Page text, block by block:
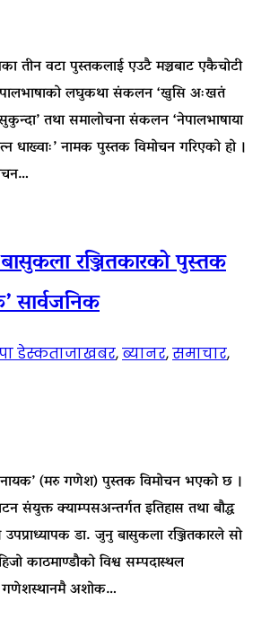
तीन वटा पुस्तकलाई एउटै मञ्चबाट एकैचोटी
लघुकथा संकलन ‘खुसि अःखतं
तथा समालोचना संकलन ‘नेपालभाषाया
धाख्वाः’ नामक पुस्तक विमोचन गरिएको हो ।
रञ्जितकारकाे पुस्तक
सार्वजनिक
डेस्कताजाखबर,ब्यानर,समाचार,
(मरु गणेश) पुस्तक विमोचन भएको छ ।
संयुक्त क्याम्पसअन्तर्गत इतिहास तथा बौद्ध
डा. जुनु बासुकला रञ्जितकारले सो
काठमाण्डौको विश्व सम्पदास्थल
गणेशस्थानमै अशोक…